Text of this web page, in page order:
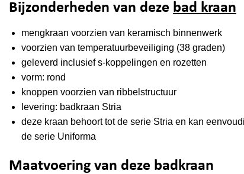
Bijzonderheden van deze bad kraan
mengkraan voorzien van keramisch binnenwerk
voorzien van temperatuurbeveiliging (38 graden)
geleverd inclusief s-koppelingen en rozetten
vorm: rond
knoppen voorzien van ribbelstructuur
levering: badkraan Stria
deze kraan behoort tot de serie Stria en kan
de serie Uniforma
Maatvoering van deze badkraan